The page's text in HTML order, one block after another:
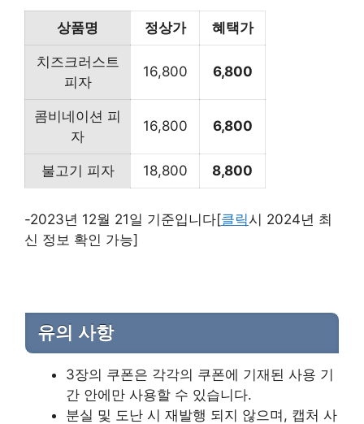
상품명 정상가 혜택가
치즈크러스트
피자
16,800 6,800
콤비네이션 피
자
16,800 6,800
불고기 피자 18,800 8,800
-2023년 12월 21일 기준입니다[클릭시 2024년 최
신 정보 확인 가능]
유의 사항
3장의 쿠폰은 각각의 쿠폰에 기재된 사용 기
간 안에만 사용할 수 있습니다.
분실 및 도난 시 재발행 되지 않으며, 캡처 사